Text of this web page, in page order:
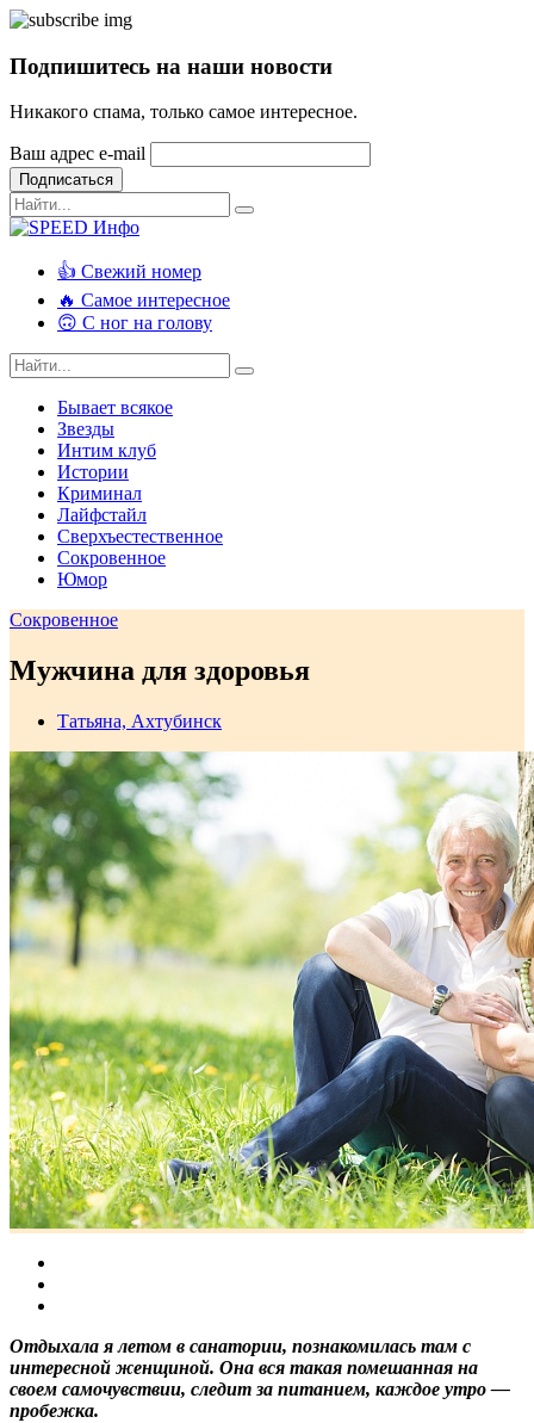
Подпишитесь на наши новости
Никакого спама, только самое интересное.
Ваш адрес e-mail
Подписаться
👍 Свежий номер
🔥 Самое интересное
🙃 С ног на голову
Бывает всякое
Звезды
Интим клуб
Истории
Криминал
Лайфстайл
Сверхъестественное
Сокровенное
Юмор
Сокровенное
Мужчина для здоровья
Татьяна, Ахтубинск
Отдыхала я летом в санатории, познакомилась там с
интересной женщиной. Она вся такая помешанная на
своем самочувствии, следит за питанием, каждое утро —
пробежка.